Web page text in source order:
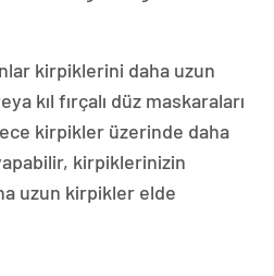
kirpiklerini daha uzun
kıl fırçalı düz maskaraları
kirpikler üzerinde daha
kirpiklerinizin
uzun kirpikler elde